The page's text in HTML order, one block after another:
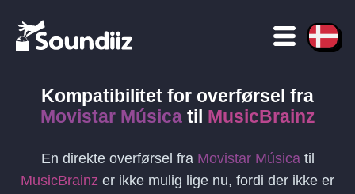
Kompatibilitet for overførsel fra
Movistar Músicatil MusicBrainz
En direkte overførsel fra Movistar Músicatil
MusicBrainz er ikke mulig lige nu, fordi der ikke er